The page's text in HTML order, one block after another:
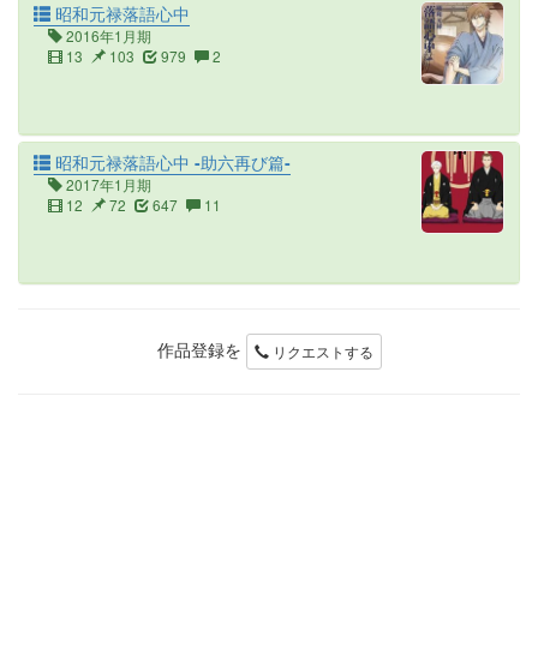
昭和元禄落語心中
2016年1月期
13
103 979 2
昭和元禄落語心中 -助六再び篇-
2017年1月期
12
72 647 11
作品登録を リクエストする